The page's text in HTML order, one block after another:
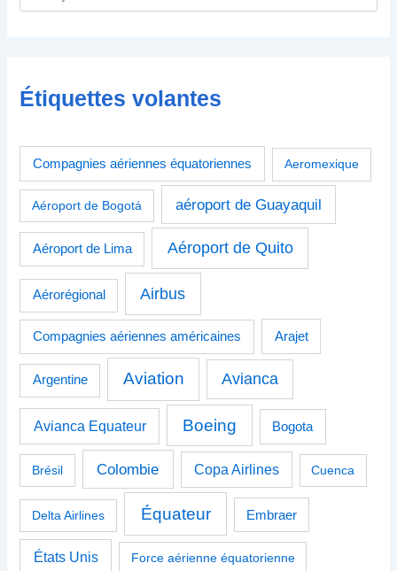
Étiquettes volantes
Compagnies aériennes équatoriennes Aeromexique
Aéroport de Bogotá aéroport de Guayaquil
Aéroport de Lima Aéroport de Quito
Aérorégional Airbus
Compagnies aériennes américaines Arajet
Argentine Aviation Avianca
Avianca Equateur Boeing Bogota
Brésil Colombie Copa Airlines Cuenca
Delta Airlines Équateur Embraer
États Unis Force aérienne équatorienne